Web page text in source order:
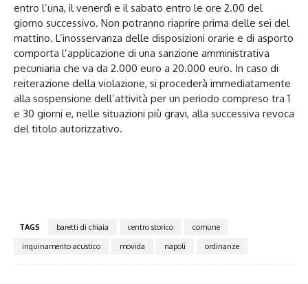
entro l’una, il venerdì e il sabato entro le ore 2.00 del
giorno successivo. Non potranno riaprire prima delle sei del
mattino. L’inosservanza delle disposizioni orarie e di asporto
comporta l’applicazione di una sanzione amministrativa
pecuniaria che va da 2.000 euro a 20.000 euro. In caso di
reiterazione della violazione, si procederà immediatamente
alla sospensione dell’attività per un periodo compreso tra 1
e 30 giorni e, nelle situazioni più gravi, alla successiva revoca
del titolo autorizzativo.
TAGS baretti di chiaia centro storico
comune
inquinamento acustico
movida napoli ordinanze